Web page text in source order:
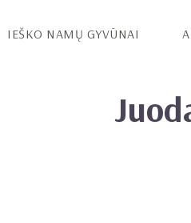
IEŠKO NAMŲ GYVŪNAI